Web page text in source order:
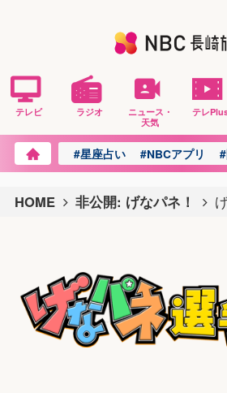
テレビ ラジオ
ニュース・
天気
テレ
#星座占い #NBCアプリ
HOME 非公開: げなパネ！